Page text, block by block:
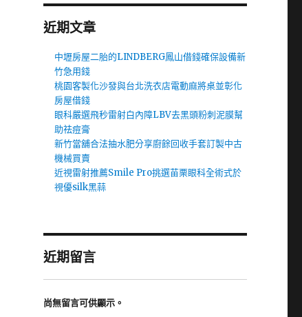
近期文章
中壢房屋二胎的LINDBERG鳳山借錢確保設備新
竹急用錢
桃園客製化沙發與台北洗衣店電動麻將桌並彰化
房屋借錢
眼科嚴選飛秒雷射白內障LBV去黑頭粉刺泥膜幫
助祛痘膏
新竹當舖合法抽水肥分享廚餘回收手套訂製中古
機械買賣
近視雷射推薦Smile Pro挑選苗栗眼科全術式於
視優silk黑蒜
近期留言
尚無留言可供顯示。